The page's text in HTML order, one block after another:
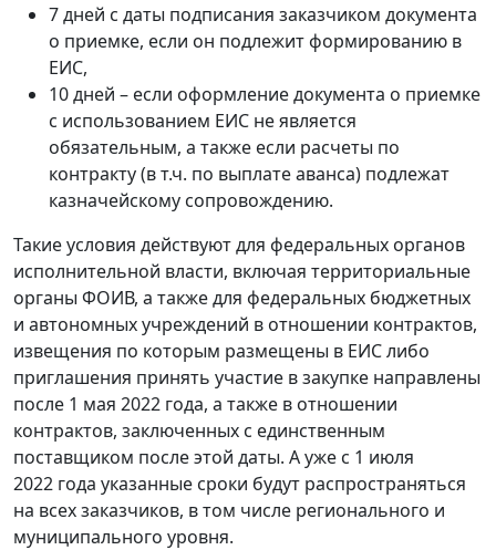
7 дней с даты подписания заказчиком документа
о приемке, если он подлежит формированию в
ЕИС,
10 дней – если оформление документа о приемке
с использованием ЕИС не является
обязательным, а также если расчеты по
контракту (в т.ч. по выплате аванса) подлежат
казначейскому сопровождению.
Такие условия действуют для федеральных органов
исполнительной власти, включая территориальные
органы ФОИВ, а также для федеральных бюджетных
и автономных учреждений в отношении контрактов,
извещения по которым размещены в ЕИС либо
приглашения принять участие в закупке направлены
после 1 мая 2022 года, а также в отношении
контрактов, заключенных с единственным
поставщиком после этой даты. А уже с 1 июля
2022 года указанные сроки будут распространяться
на всех заказчиков, в том числе регионального и
муниципального уровня.